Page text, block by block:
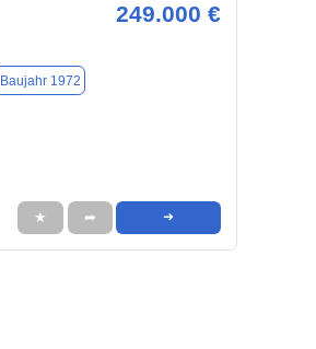
249.000 €
Baujahr 1972
★ ➦ ➜